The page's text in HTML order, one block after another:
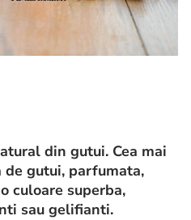
din gutui. Cea mai
gutui, parfumata,
culoare superba,
sau gelifianti.